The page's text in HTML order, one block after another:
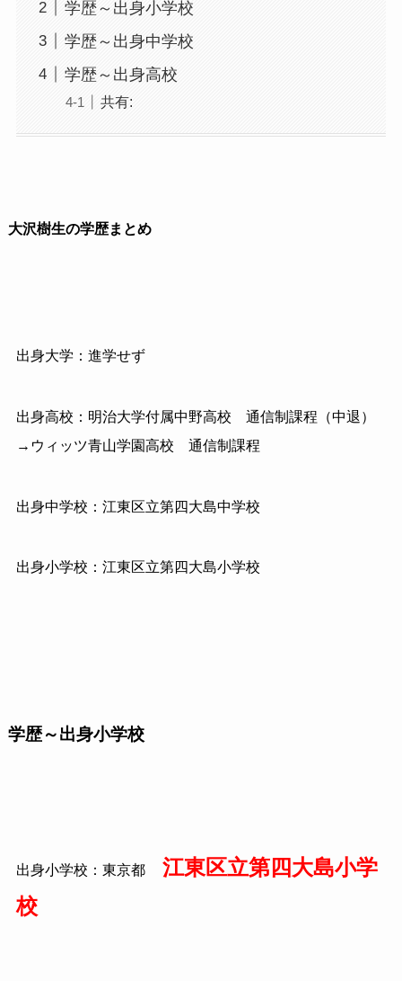
学歴～出身小学校
学歴～出身中学校
学歴～出身高校
共有:
大沢樹生の学歴まとめ
出身大学：進学せず
出身高校：明治大学付属中野高校 通信制課程（中退）
→ウィッツ青山学園高校 通信制課程
出身中学校：江東区立第四大島中学校
出身小学校：江東区立第四大島小学校
学歴～出身小学校
出身小学校：東京都
江東区立第四大島小学
校